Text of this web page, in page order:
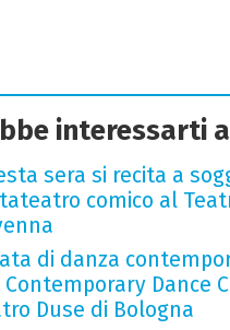
interessarti
sera si recita a
comico al
di danza
Contemporary Dance
Duse di Bologna